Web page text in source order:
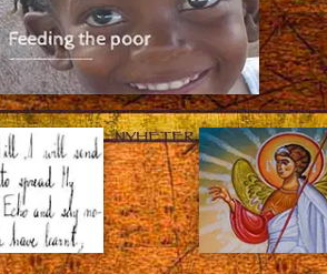
NYHETER